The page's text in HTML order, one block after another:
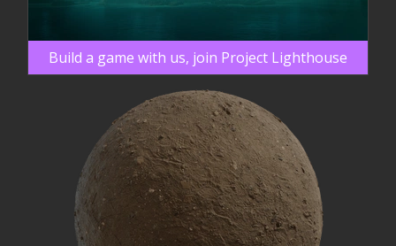
Build a game with us, join Project Lighthouse